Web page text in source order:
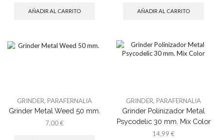
AÑADIR AL CARRITO AÑADIR AL CARRITO
GRINDER, PARAFERNALIA
Grinder Metal Weed 50 mm.
7,00€
GRINDER, PARAFERNALIA
Grinder Polinizador Metal
Psycodelic 30 mm. Mix Color
14,99 €